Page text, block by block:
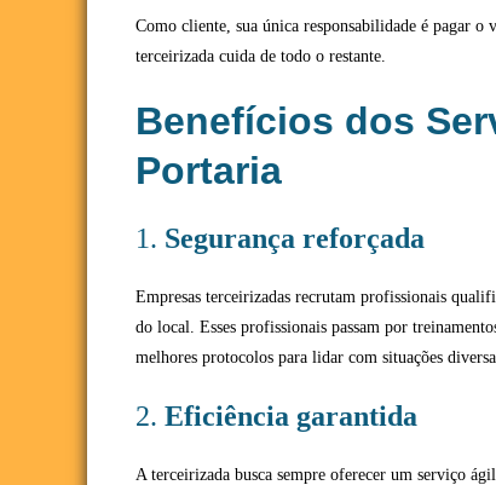
Como cliente, sua única responsabilidade é pagar o
terceirizada cuida de todo o restante.
Benefícios dos
Portaria
1. Segurança reforçada
Empresas terceirizadas recrutam profissionais
do local. Esses profissionais passam por
melhores protocolos para lidar com situações
2. Eficiência garantida
A terceirizada busca sempre oferecer um serviço